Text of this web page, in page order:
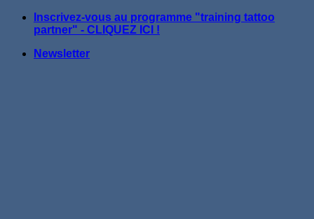
PasserInscrivez-vous au programme "training tattoo
partner" - CLIQUEZ ICI !
Newsletter